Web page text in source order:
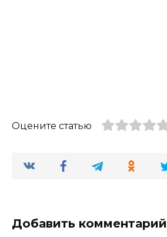
Оцените статью
Добавить комментарий